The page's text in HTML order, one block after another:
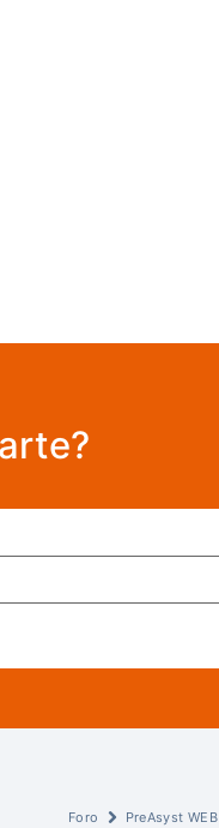
Foro PreAsyst WEB